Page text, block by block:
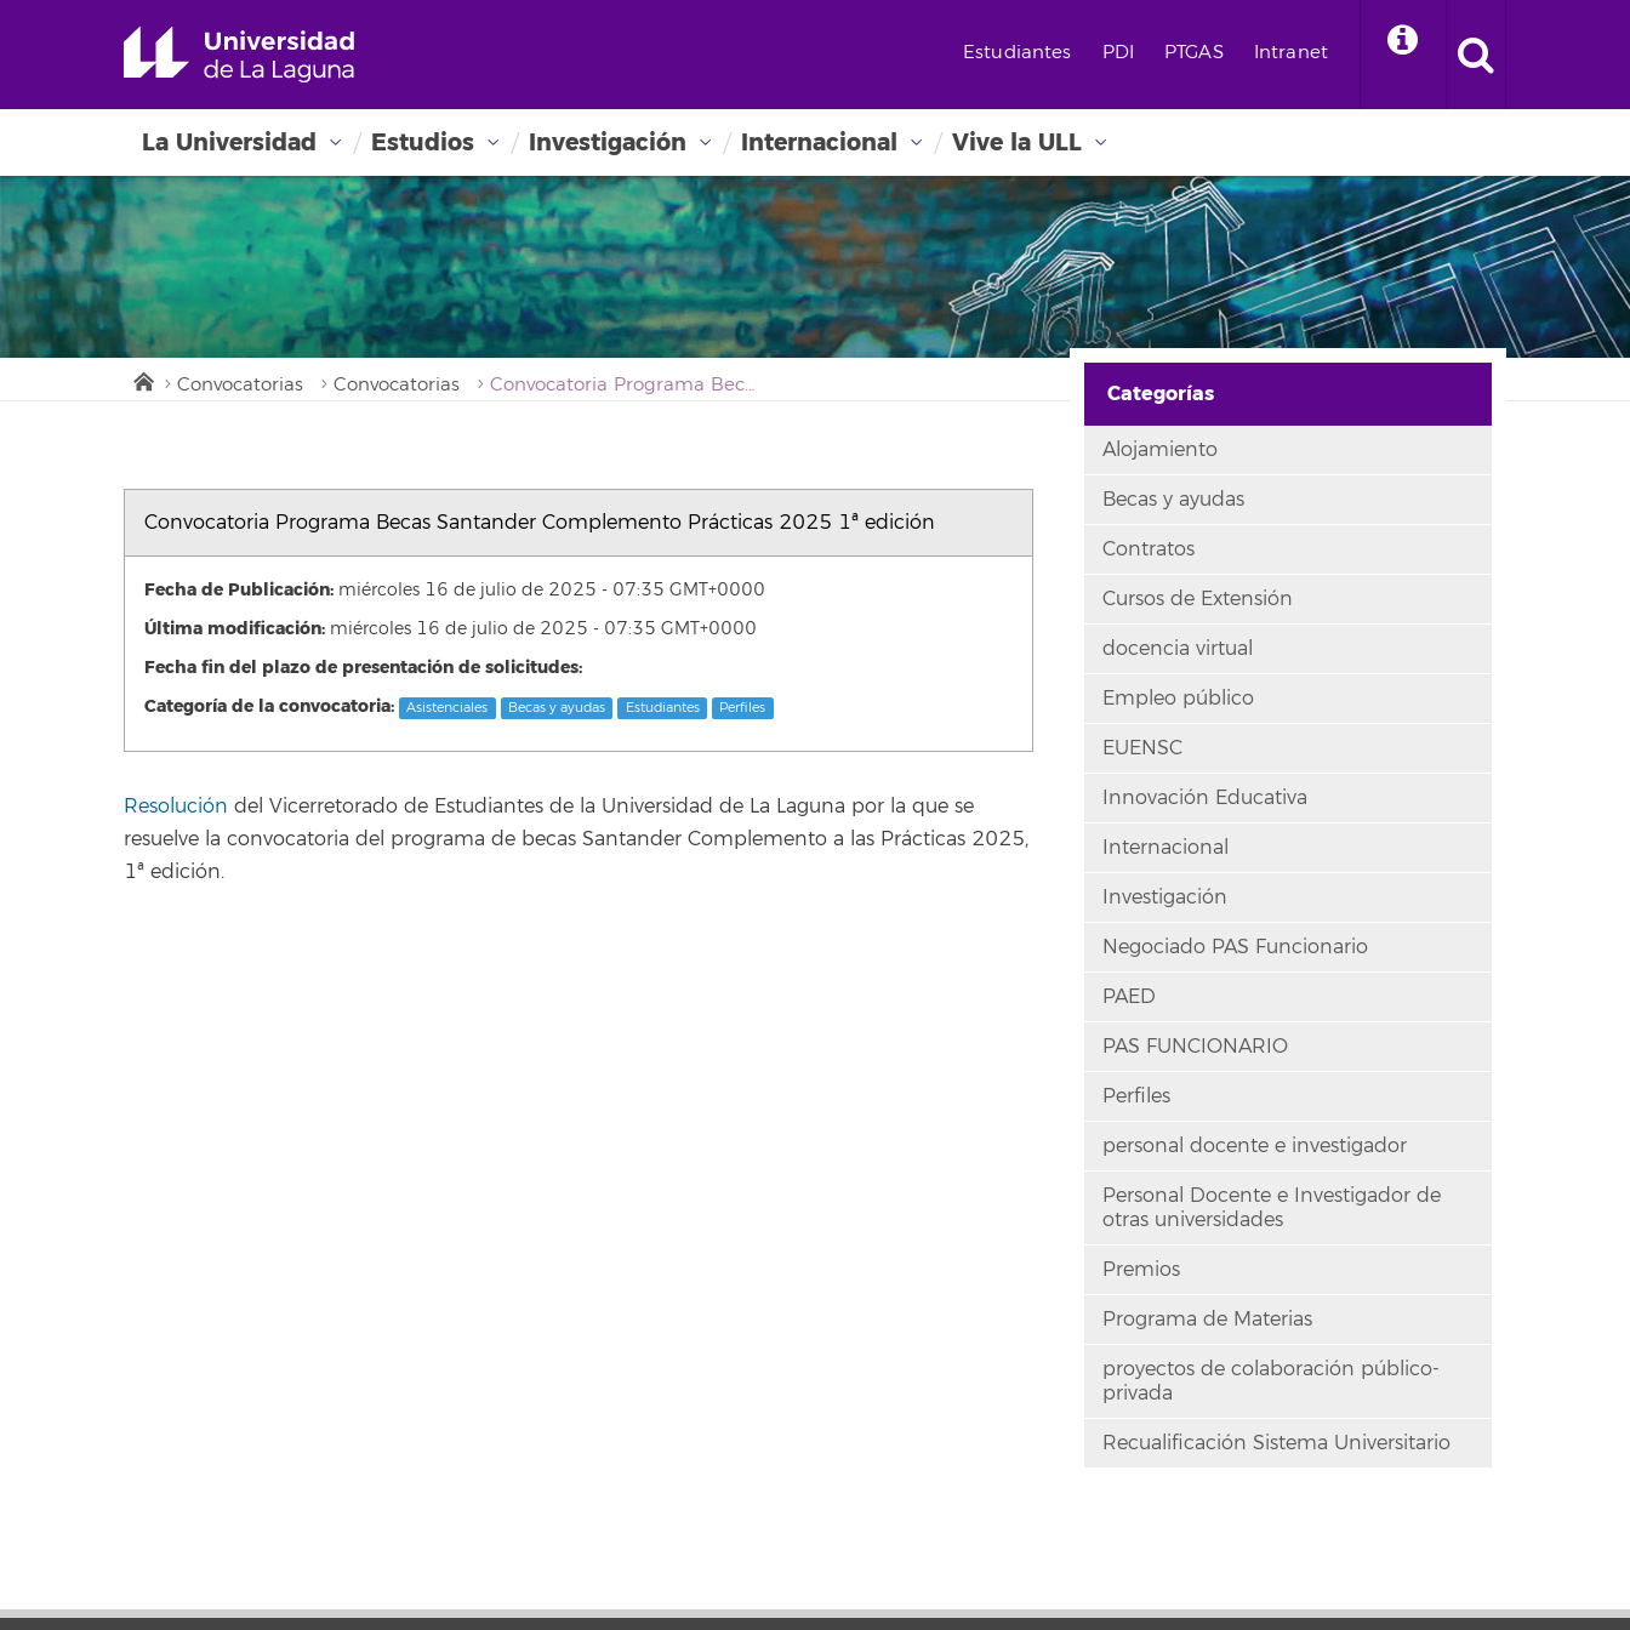
Estudiantes PDI PTGAS Intranet
La Universidad Estudios Investigación Internacional Vive la ULL
Convocatorias Convocatorias Convocatoria Programa Becas Santander Complemento Prácticas 2025 1ª edición
Convocatoria Programa Becas Santander Complemento Prácticas 2025 1ª edición
Fecha de Publicación: miércoles 16 de julio de 2025 - 07:35 GMT+0000
Última modificación: miércoles 16 de julio de 2025 - 07:35 GMT+0000
Fecha fin del plazo de presentación de solicitudes:
Categoría de la convocatoria:
Asistenciales Becas y ayudas Estudiantes Perfiles
Resolución del Vicerretorado de Estudiantes de la Universidad de La Laguna por la que se
resuelve la convocatoria del programa de becas Santander Complemento a las Prácticas 2025,
1ª edición.
Categorías
Alojamiento
Becas y ayudas
Contratos
Cursos de Extensión
docencia virtual
Empleo público
EUENSC
Innovación Educativa
Internacional
Investigación
Negociado PAS Funcionario
PAED
PAS FUNCIONARIO
Perfiles
personal docente e investigador
Personal Docente e Investigador de
otras universidades
Premios
Programa de Materias
proyectos de colaboración público-
privada
Recualificación Sistema Universitario